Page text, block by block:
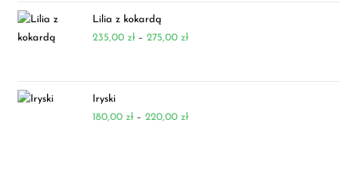
Lilia z kokardą
235,00zł – 275,00zł
Iryski
180,00zł – 220,00zł